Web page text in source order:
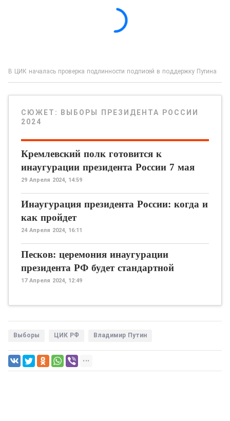
В ЦИК началась проверка подлинности подписей в поддержку Путина
СЮЖЕТ:
ВЫБОРЫ ПРЕЗИДЕНТА РОССИИ
2024
Кремлевский полк готовится к
инаугурации президента России 7 мая
29 Апреля 2024, 14:59
Инаугурация президента России: когда и
как пройдет
24 Апреля 2024, 16:11
Песков: церемония инаугурации
президента РФ будет стандартной
17 Апреля 2024, 12:49
Выборы ЦИК РФ Владимир Путин